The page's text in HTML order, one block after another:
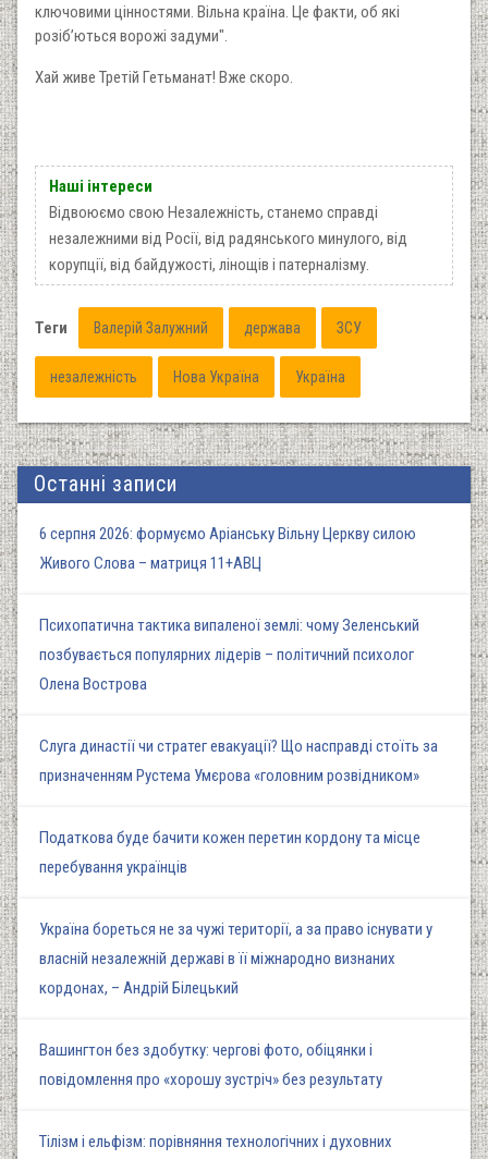
ключовими цінностями. Вільна країна. Це факти, об які
розібʼються ворожі задуми".
Хай живе Третій Гетьманат! Вже скоро.
Наші інтереси
Відвоюємо свою Незалежність, станемо справді
незалежними від Росії, від радянського минулого, від
корупції, від байдужості, лінощів і патерналізму.
Теги Валерій Залужний держава ЗСУ
незалежність Нова Україна Україна
Останні записи
6 серпня 2026: формуємо Аріанську Вільну Церкву силою
Живого Слова – матриця 11+АВЦ
Психопатична тактика випаленої землі: чому Зеленський
позбувається популярних лідерів – політичний психолог
Олена Вострова
Слуга династії чи стратег евакуації? Що насправді стоїть за
призначенням Рустема Умєрова «головним розвідником»
Податкова буде бачити кожен перетин кордону та місце
перебування українців
Україна бореться не за чужі території, а за право існувати у
власній незалежній державі в її міжнародно визнаних
кордонах, – Андрій Білецький
Вашингтон без здобутку: чергові фото, обіцянки і
повідомлення про «хорошу зустріч» без результату
Тілізм і ельфізм: порівняння технологічних і духовних